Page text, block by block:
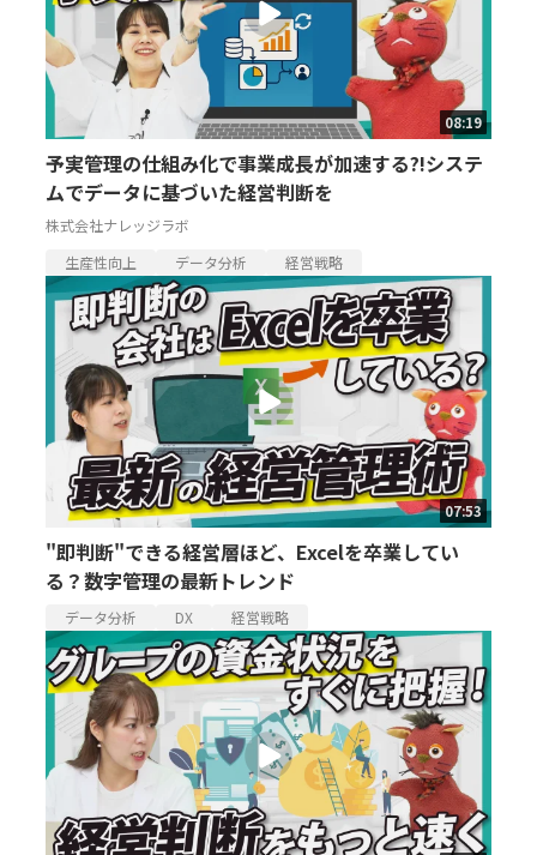
08:19
予実管理の仕組み化で事業成長が加速する?!システ
ムでデータに基づいた経営判断を
株式会社ナレッジラボ
生産性向上
データ分析 経営戦略
07:53
"即判断"できる経営層ほど、Excelを卒業してい
る？数字管理の最新トレンド
データ分析 DX 経営戦略